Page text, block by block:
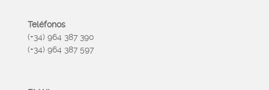
Teléfonos
(+34) 964 387 390
(+34) 964 387 597